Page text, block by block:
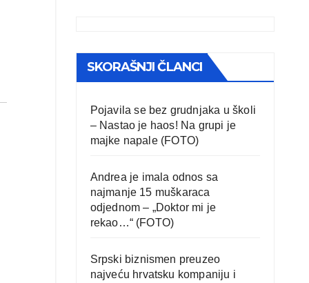
SKORAŠNJI ČLANCI
Pojavila se bez grudnjaka u školi
– Nastao je haos! Na grupi je
majke napale (FOTO)
Andrea je imala odnos sa
najmanje 15 muškaraca
odjednom – „Doktor mi je
rekao…“ (FOTO)
Srpski biznismen preuzeo
najveću hrvatsku kompaniju i